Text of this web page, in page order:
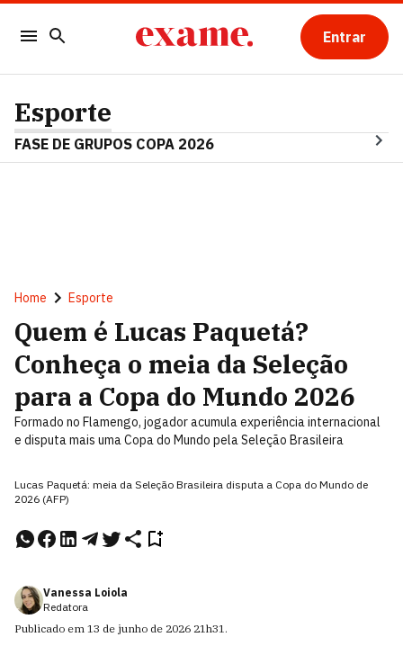
Entrar
Esporte
FASE DE GRUPOS COPA 2026
Home Esporte
Quem é Lucas Paquetá?
Conheça o meia da Seleção
para a Copa do Mundo 2026
Formado no Flamengo, jogador acumula experiência internacional
e disputa mais uma Copa do Mundo pela Seleção Brasileira
Lucas Paquetá: meia da Seleção Brasileira disputa a Copa do Mundo de
2026 (AFP)
Vanessa Loiola
Redatora
Publicado em 13 de junho de 2026 21h31.